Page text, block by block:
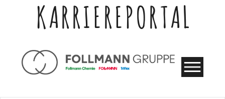
KARRIEREPORTAL